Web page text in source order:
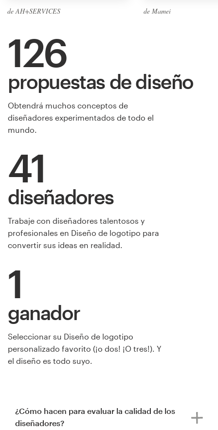
de AH+SERVICES de Mamei
de Mamei
126
propuestas de diseño
Obtendrá muchos conceptos de
diseñadores experimentados de todo el
mundo.
41
diseñadores
Trabaje con diseñadores talentosos y
profesionales en Diseño de logotipo para
convertir sus ideas en realidad.
1
ganador
Seleccionar su Diseño de logotipo
personalizado favorito (¡o dos! ¡O tres!). Y
el diseño es todo suyo.
¿Cómo hacen para evaluar la calidad de los
diseñadores?